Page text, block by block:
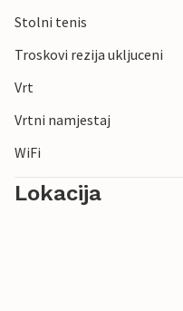
Stolni tenis
Troskovi rezija ukljuceni
Vrt
Vrtni namjestaj
WiFi
Lokacija